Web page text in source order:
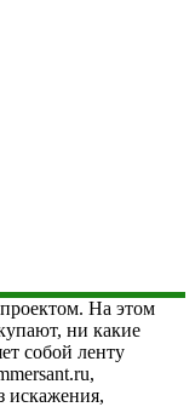
На этом
ни какие
собой ленту
искажения,